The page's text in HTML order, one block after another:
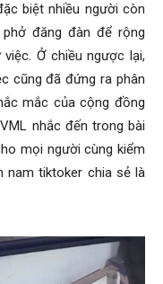
biệt nhiều người còn
đăng đàn để rộng
Ở chiều ngược lại,
cũng đã đứng ra phân
mắc của cộng đồng
nhắc đến trong bài
mọi người cùng kiểm
nam tiktoker chia sẻ là